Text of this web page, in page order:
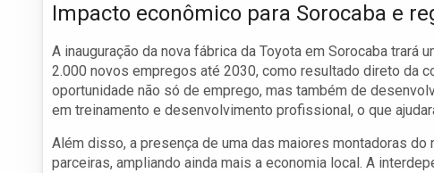
Impacto econômico para Sorocaba e
A inauguração da nova fábrica da Toyota em Sorocaba
2.000 novos empregos até 2030, como resultado direto da
oportunidade não só de emprego, mas também de
em treinamento e desenvolvimento profissional, o que
Além disso, a presença de uma das maiores montadoras
parceiras, ampliando ainda mais a economia local. A